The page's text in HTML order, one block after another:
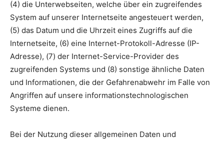
(4) die Unterwebseiten, welche über ein zugreifendes
System auf unserer Internetseite angesteuert werden,
(5) das Datum und die Uhrzeit eines Zugriffs auf die
Internetseite, (6) eine Internet-Protokoll-Adresse (IP-
Adresse), (7) der Internet-Service-Provider des
zugreifenden Systems und (8) sonstige ähnliche Daten
und Informationen, die der Gefahrenabwehr im Falle von
Angriffen auf unsere informationstechnologischen
Systeme dienen.
Bei der Nutzung dieser allgemeinen Daten und